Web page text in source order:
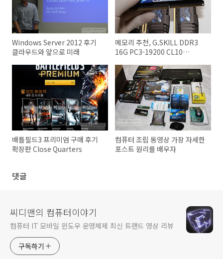
Windows Server 2012 후기
클라우드와 앞으로 미래
메모리 추천, G.SKILL DDR3
16G PC3-19200 CL10
배틀필드3 프리미엄 구매 후기
확장판 Close Quarters
컴퓨터 조립 동영상 가장 자세한
포스트 원리를 배우자
댓글
씨디맨의 컴퓨터이야기
컴퓨터 IT 모바일 윈도우 운영체제 최신 트랜드 영상 리뷰
구독하기